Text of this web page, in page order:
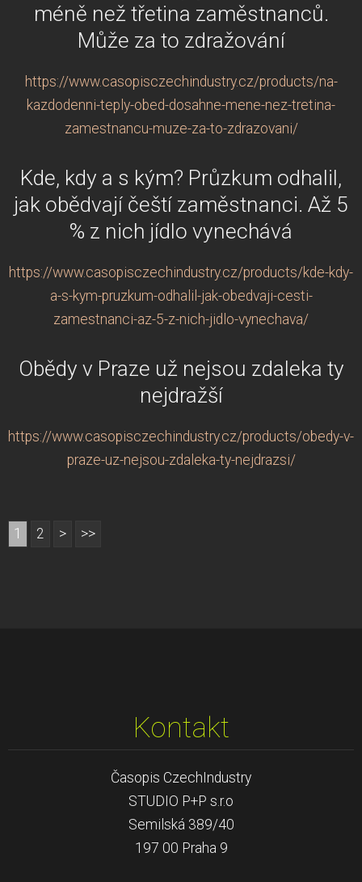
méně než třetina zaměstnanců.
Může za to zdražování
https://www.casopisczechindustry.cz/products/na-
kazdodenni-teply-obed-dosahne-mene-nez-tretina-
zamestnancu-muze-za-to-zdrazovani/
Kde, kdy a s kým? Průzkum odhalil,
jak obědvají čeští zaměstnanci. Až 5
% z nich jídlo vynechává
https://www.casopisczechindustry.cz/products/kde-kdy-
a-s-kym-pruzkum-odhalil-jak-obedvaji-cesti-
zamestnanci-az-5-z-nich-jidlo-vynechava/
Obědy v Praze už nejsou zdaleka ty
nejdražší
https://www.casopisczechindustry.cz/products/obedy-v-
praze-uz-nejsou-zdaleka-ty-nejdrazsi/
1 2 > >>
Kontakt
Časopis CzechIndustry
STUDIO P+P s.r.o
Semilská 389/40
197 00 Praha 9